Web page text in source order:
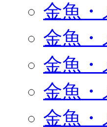
金魚・
金魚・
金魚・
金魚・
金魚・